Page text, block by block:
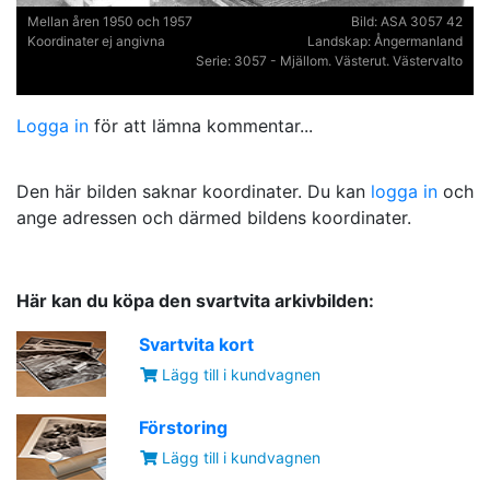
Mellan åren 1950 och 1957 Bild: ASA 3057 42
Landskap: Ångermanland
Koordinater ej angivna
Serie: 3057 - Mjällom. Västerut. Västervalto
Logga in för att lämna kommentar...
Den här bilden saknar koordinater. Du kan logga in och
ange adressen och därmed bildens koordinater.
Här kan du köpa den svartvita arkivbilden:
Svartvita kort
Lägg till i kundvagnen
Förstoring
Lägg till i kundvagnen